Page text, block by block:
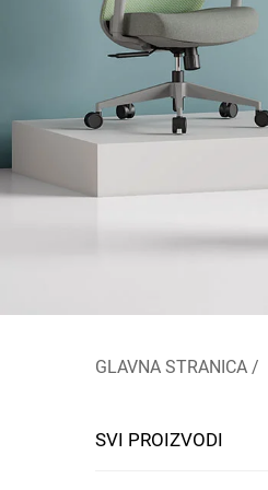
GLAVNA STRANICA /
SVI PROIZVODI